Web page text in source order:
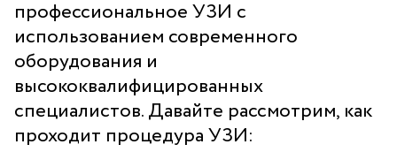
профессиональное УЗИ с
использованием современного
оборудования и
высококвалифицированных
специалистов. Давайте рассмотрим, как
проходит процедура УЗИ: